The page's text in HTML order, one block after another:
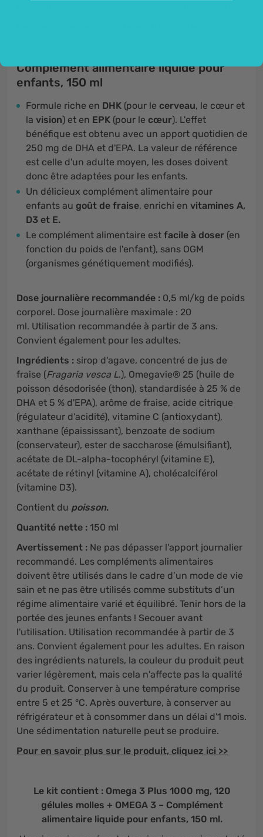
Complément alimentaire liquide pour
enfants, 150 ml
Formule riche en DHK (pour le cerveau, le cœur et
la vision) et en EPK (pour le cœur). L'effet
bénéfique est obtenu avec un apport quotidien de
250 mg de DHA et d'EPA. La valeur de référence
est celle d'un adulte moyen, les doses doivent
donc être adaptées pour les enfants.
Un délicieux complément alimentaire pour
enfants au goût de fraise, enrichi en vitamines A,
D3 et E.
Le complément alimentaire est facile à doser (en
fonction du poids de l'enfant), sans OGM
(organismes génétiquement modifiés).
Dose journalière recommandée : 0,5 ml/kg de poids
corporel. Dose journalière maximale : 20
ml. Utilisation recommandée à partir de 3 ans.
Convient également pour les adultes.
Ingrédients : sirop d'agave, concentré de jus de
fraise (Fragaria vesca L.), Omegavie® 25 (huile de
poisson désodorisée (thon), standardisée à 25 % de
DHA et 5 % d'EPA), arôme de fraise, acide citrique
(régulateur d'acidité), vitamine C (antioxydant),
xanthane (épaississant), benzoate de sodium
(conservateur), ester de saccharose (émulsifiant),
acétate de DL-alpha-tocophéryl (vitamine E),
acétate de rétinyl (vitamine A), cholécalciférol
(vitamine D3).
Contient du poisson.
Quantité nette : 150 ml
Avertissement : Ne pas dépasser l'apport journalier
recommandé. Les compléments alimentaires
doivent être utilisés dans le cadre d’un mode de vie
sain et ne pas être utilisés comme substituts d’un
régime alimentaire varié et équilibré. Tenir hors de la
portée des jeunes enfants ! Secouer avant
l'utilisation. Utilisation recommandée à partir de 3
ans. Convient également pour les adultes. En raison
des ingrédients naturels, la couleur du produit peut
varier légèrement, mais cela n'affecte pas la qualité
du produit. Conserver à une température comprise
entre 5 et 25 °C. Après ouverture, à conserver au
réfrigérateur et à consommer dans un délai d'1 mois.
Une sédimentation naturelle peut se produire.
Pour en savoir plus sur le produit, cliquez ici >>
Le kit contient : Omega 3 Plus 1000 mg, 120
gélules molles + OMEGA 3 – Complément
alimentaire liquide pour enfants, 150 ml.